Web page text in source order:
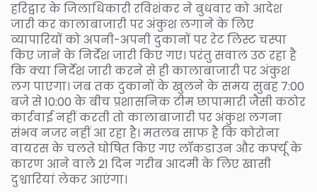
हरिद्वार के जिलाधिकारी रविशंकर ने बुधवार को आदेश
जारी कर कालाबाजारी पर अंकुश लगाने के लिए
व्यापारियों को अपनी-अपनी दुकानों पर रेट लिस्ट चस्पा
किए जाने के निर्देश जारी किए गए। परंतु सवाल उठ रहा है
कि क्या निर्देश जारी करने से ही कालाबाजारी पर अंकुश
लग पाएगा। जब तक दुकानों के खुलने के समय सुबह 7:00
बजे से 10:00 के बीच प्रशासनिक टीम छापामारी जैसी कठोर
कार्रवाई नहीं करती तो कालाबाजारी पर अंकुश लगना
संभव नजर नहीं आ रहा है। मतलब साफ है कि कोरोना
वायरस के चलते घोषित किए गए लॉकडाउन और कर्फ्यू के
कारण आने वाले 21 दिन गरीब आदमी के लिए खासी
दुश्वारियां लेकर आएंगा।